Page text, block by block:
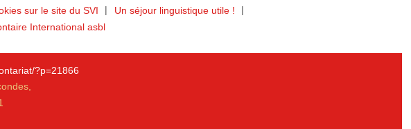
sur le site du SVI
Un séjour linguistique utile !
International asbl
?p=21866